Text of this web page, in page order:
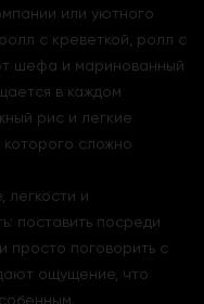
или уютного
с креветкой, ролл с
шефа и маринованный
в каждом
рис и легкие
сложно
и
поставить посреди
просто поговорить с
ощущение, что